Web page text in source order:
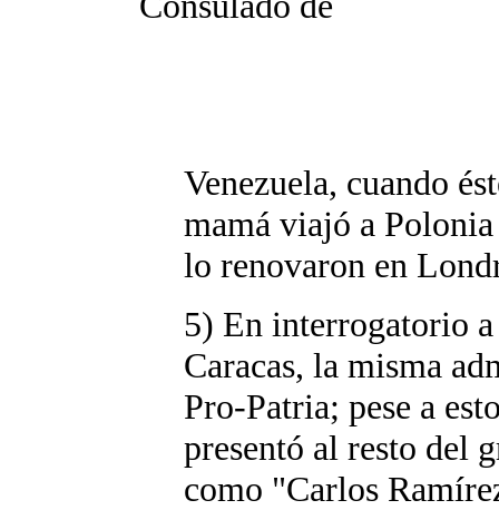
Venezuela, cuando
mamá viajó a
lo renovaron en
5) En interrogatorio
Caracas, la misma
Pro-Patria; pese a
presentó al resto del
como "Carlos